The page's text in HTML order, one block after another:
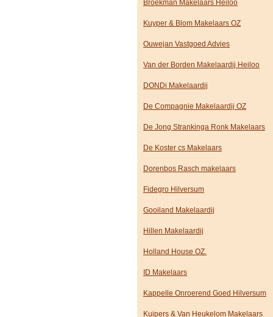
Broekman Makelaars Heiloo
Kuyper & Blom Makelaars OZ
Ouwejan Vastgoed Advies
Van der Borden Makelaardij Heiloo
DONDi Makelaardij
De Compagnie Makelaardij OZ
De Jong Strankinga Ronk Makelaars
De Koster cs Makelaars
Dorenbos Rasch makelaars
Fidegro Hilversum
Gooiland Makelaardij
Hillen Makelaardij
Holland House OZ.
ID Makelaars
Kappelle Onroerend Goed Hilversum
Kuipers & Van Heukelom Makelaars